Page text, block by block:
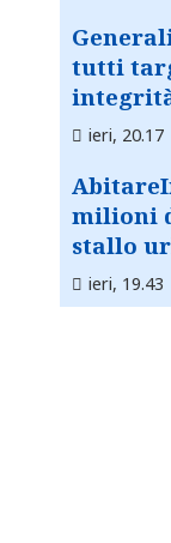
tutti
ieri, 20.17
milioni
stallo
ieri, 19.43